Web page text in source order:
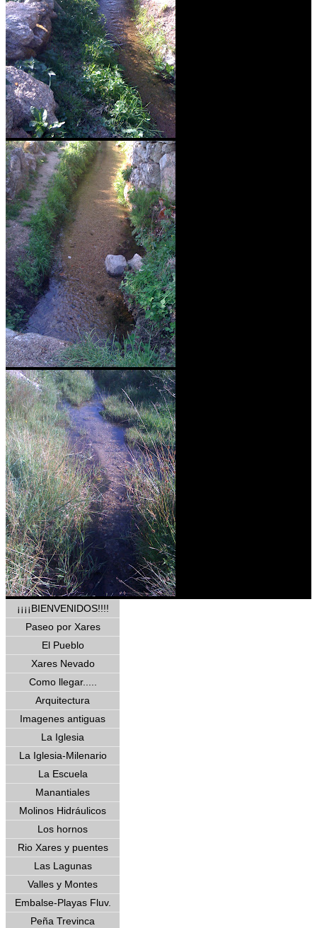
¡¡¡¡BIENVENIDOS!!!!
Paseo por Xares
El Pueblo
Xares Nevado
Como llegar.....
Arquitectura
Imagenes antiguas
La Iglesia
La Iglesia-Milenario
La Escuela
Manantiales
Molinos Hidráulicos
Los hornos
Rio Xares y puentes
Las Lagunas
Valles y Montes
Embalse-Playas Fluv.
Peña Trevinca